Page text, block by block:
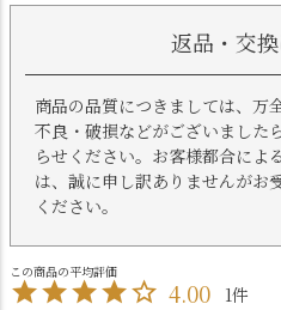
返品・交
商品の品質につきましては、万
不良・破損などがございました
らせください。お客様都合によ
は、誠に申し訳ありませんがお
ください。
4.00 1